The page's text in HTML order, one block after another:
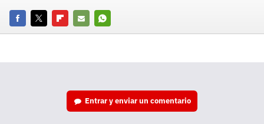
FacebookTwitterFlipboard
E-
Whatsapp
Entrar y enviar un comentario